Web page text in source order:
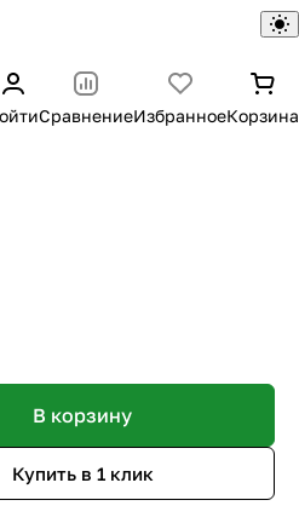
СравнениеИзбранноеКорзина
В корзину
Купить в 1 клик